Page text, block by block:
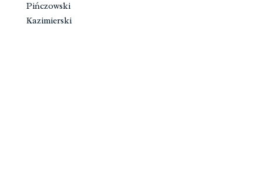
Pińczowski
Kazimierski